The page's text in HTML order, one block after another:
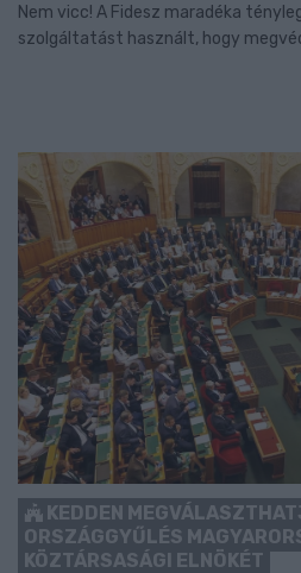
Nem vicc! A Fidesz maradéka
szolgáltatást használt, hogy
KEDDEN
ORSZÁGGYŰLÉS
KÖZTÁRSASÁGI ELNÖKÉT